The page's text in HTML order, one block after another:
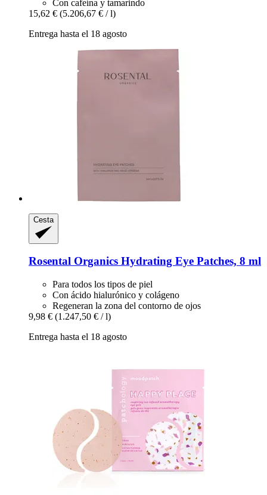
Con cafeína y tamarindo
15,62 € (5.206,67 € / l)
Entrega hasta el 18 agosto
Cesta
Rosental Organics Hydrating Eye Patches, 8 ml
Para todos los tipos de piel
Con ácido hialurónico y colágeno
Regeneran la zona del contorno de ojos
9,98 € (1.247,50 € / l)
Entrega hasta el 18 agosto